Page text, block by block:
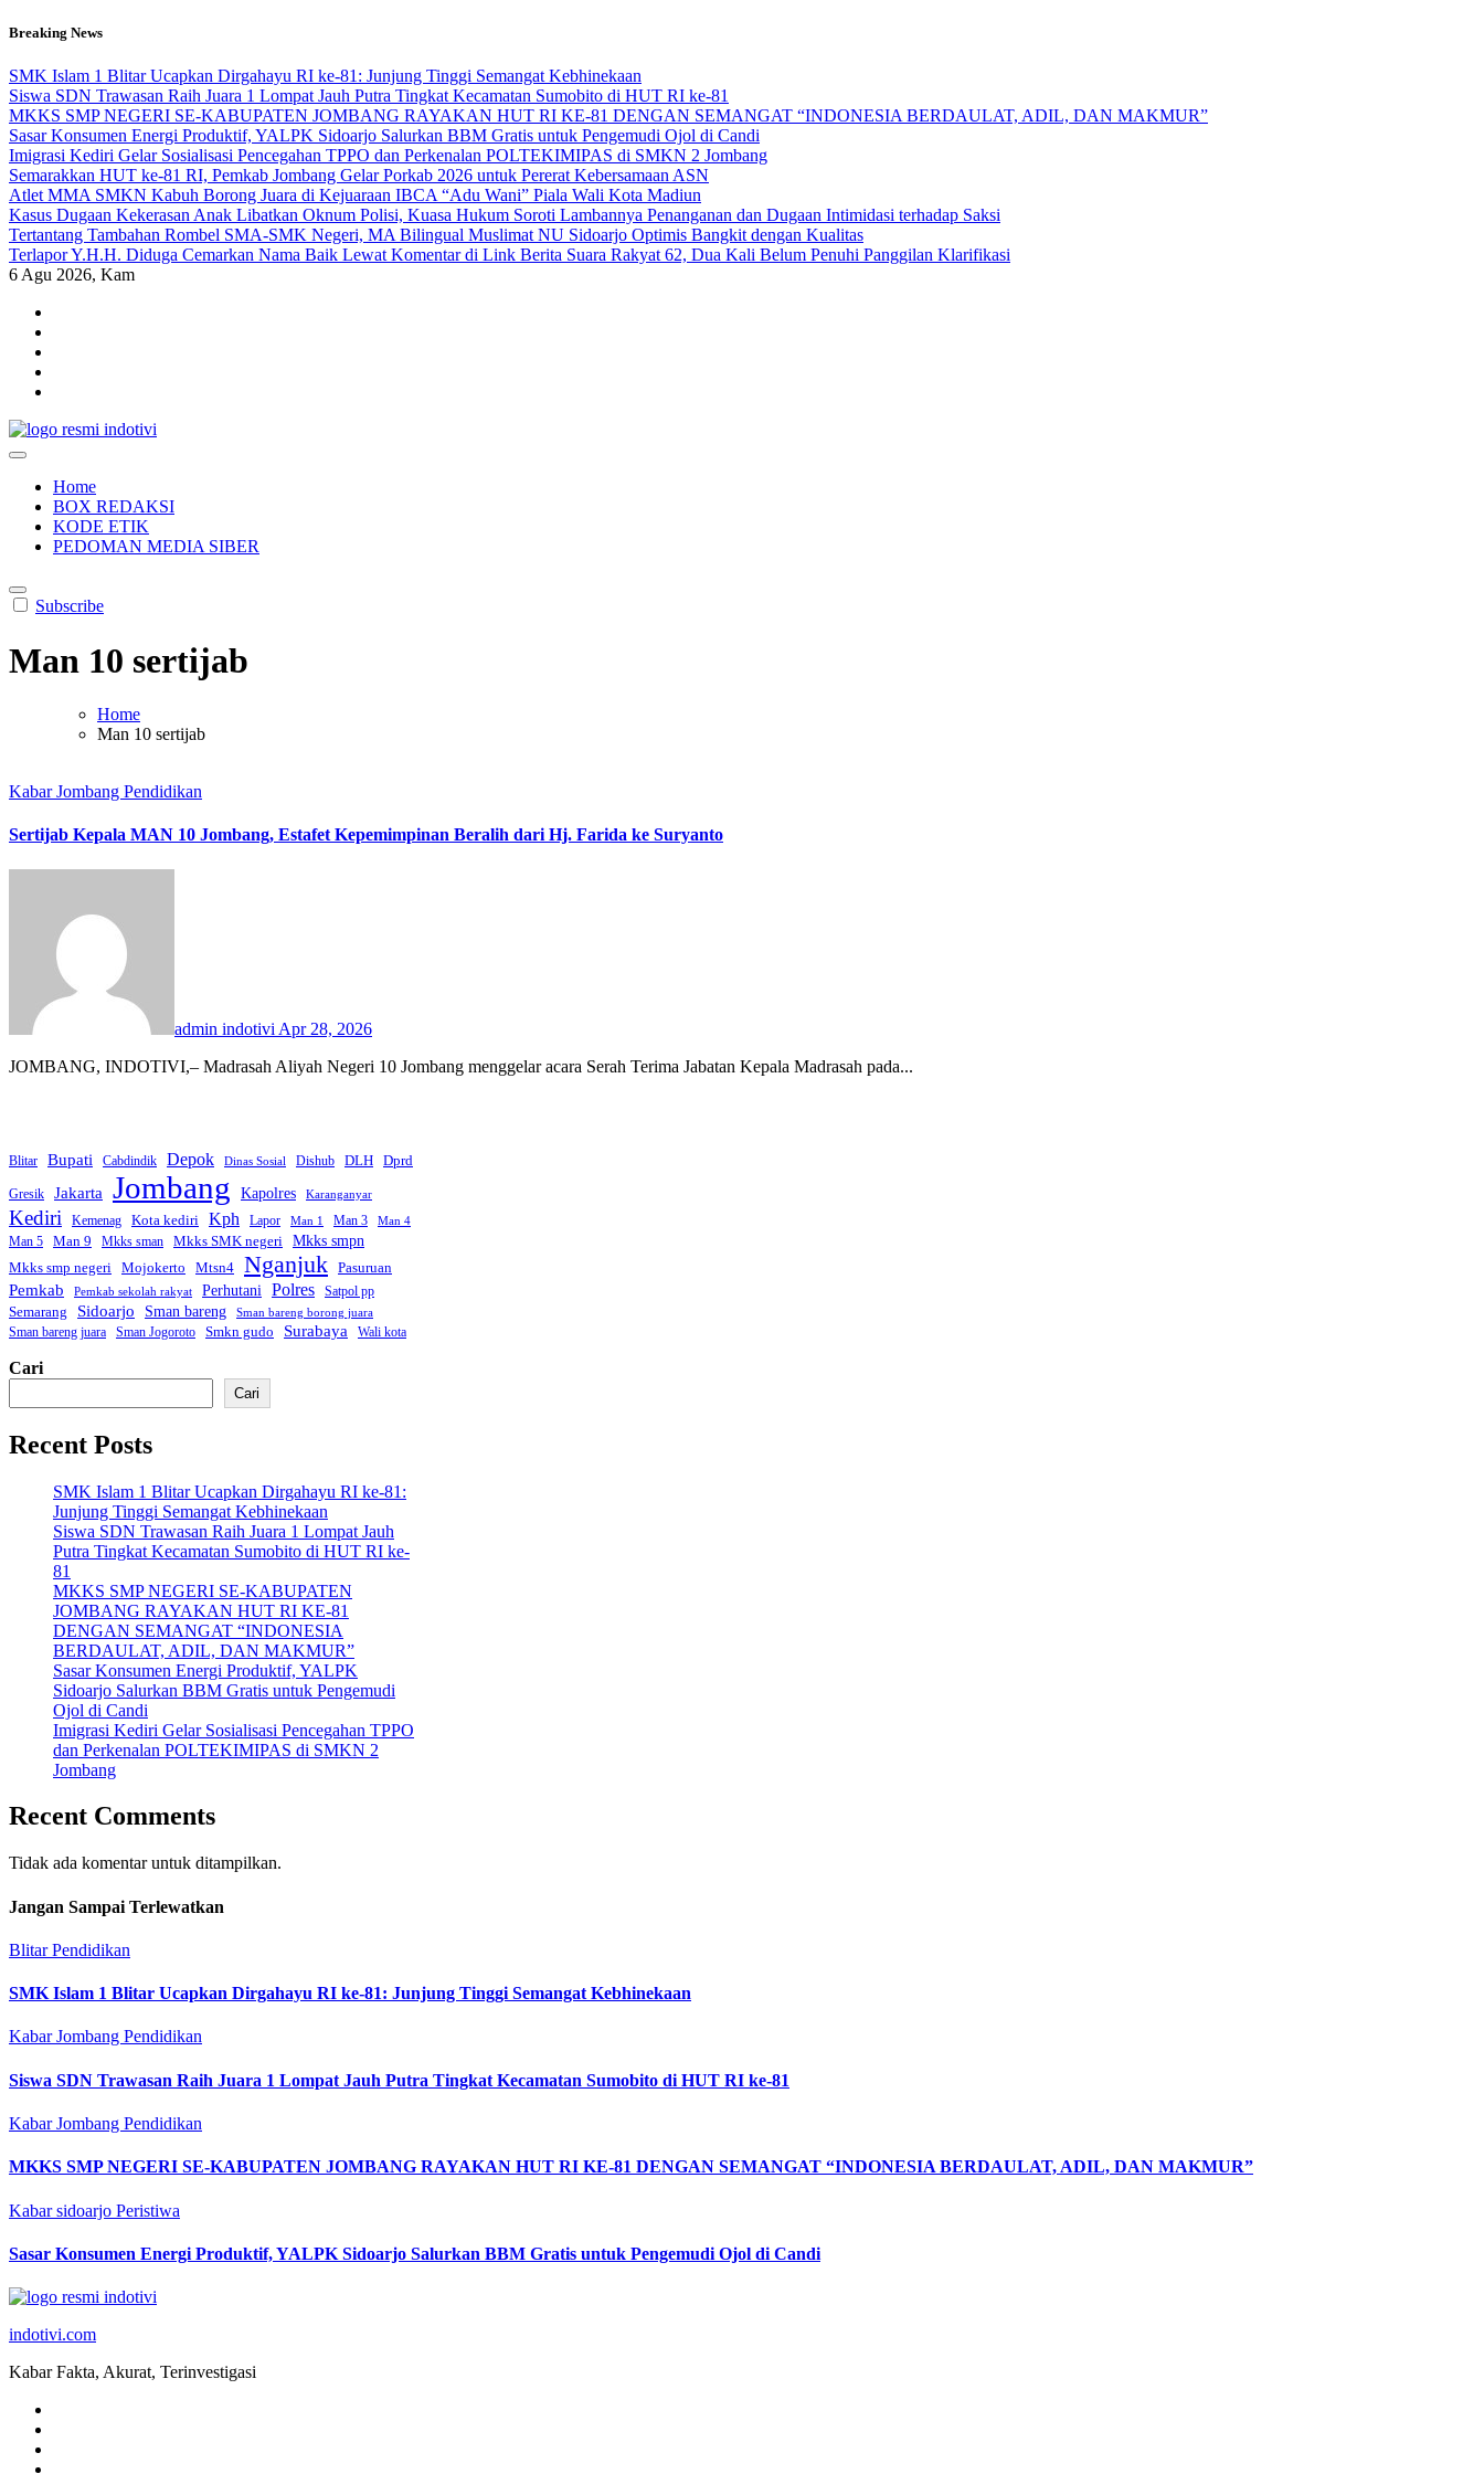
Skip
content
Breaking News
SMK Islam 1 Blitar Ucapkan Dirgahayu RI ke-81: Junjung Tinggi Semangat Kebhinekaan
Siswa SDN Trawasan Raih Juara 1 Lompat Jauh Putra Tingkat Kecamatan Sumobito di HUT RI ke-81
MKKS SMP NEGERI SE-KABUPATEN JOMBANG RAYAKAN HUT RI KE-81 DENGAN SEMANGAT “INDONESIA BERDAULAT, ADIL, DAN MAKMUR”
Sasar Konsumen Energi Produktif, YALPK Sidoarjo Salurkan BBM Gratis untuk Pengemudi Ojol di Candi
Imigrasi Kediri Gelar Sosialisasi Pencegahan TPPO dan Perkenalan POLTEKIMIPAS di SMKN 2 Jombang
Semarakkan HUT ke-81 RI, Pemkab Jombang Gelar Porkab 2026 untuk Pererat Kebersamaan ASN
Atlet MMA SMKN Kabuh Borong Juara di Kejuaraan IBCA “Adu Wani” Piala Wali Kota Madiun
Kasus Dugaan Kekerasan Anak Libatkan Oknum Polisi, Kuasa Hukum Soroti Lambannya Penanganan dan Dugaan Intimidasi terhadap Saksi
Tertantang Tambahan Rombel SMA-SMK Negeri, MA Bilingual Muslimat NU Sidoarjo Optimis Bangkit dengan Kualitas
Terlapor Y.H.H. Diduga Cemarkan Nama Baik Lewat Komentar di Link Berita Suara Rakyat 62, Dua Kali Belum Penuhi Panggilan Klarifikasi
6 Agu 2026, Kam
Home
BOX REDAKSI
KODE ETIK
PEDOMAN MEDIA SIBER
Subscribe
Man 10 sertijab
Home
Man 10 sertijab
Kabar Jombang Pendidikan
Sertijab Kepala MAN 10 Jombang, Estafet Kepemimpinan Beralih dari Hj. Farida ke Suryanto
admin indotivi Apr 28, 2026
JOMBANG, INDOTIVI,– Madrasah Aliyah Negeri 10 Jombang menggelar acara Serah Terima Jabatan Kepala Madrasah pada...
Blitar Bupati Cabdindik Depok Dinas Sosial Dishub DLH Dprd
Gresik Jakarta Jombang Kapolres Karanganyar
Kediri Kemenag Kota kediri Kph Lapor Man 1 Man 3 Man 4
Man 5 Man 9 Mkks sman Mkks SMK negeri
Mkks smpn
Mkks smp negeri
Mojokerto Mtsn4 Nganjuk Pasuruan
Pemkab Pemkab sekolah rakyat Perhutani Polres Satpol pp
Semarang Sidoarjo Sman bareng Sman bareng borong juara
Sman bareng juara Sman Jogoroto Smkn gudo Surabaya Wali kota
Cari
Cari
Recent Posts
SMK Islam 1 Blitar Ucapkan Dirgahayu RI ke-81:
Junjung Tinggi Semangat Kebhinekaan
Siswa SDN Trawasan Raih Juara 1 Lompat Jauh
Putra Tingkat Kecamatan Sumobito di HUT RI ke-
81
MKKS SMP NEGERI SE-KABUPATEN
JOMBANG RAYAKAN HUT RI KE-81
DENGAN SEMANGAT “INDONESIA
BERDAULAT, ADIL, DAN MAKMUR”
Sasar Konsumen Energi Produktif, YALPK
Sidoarjo Salurkan BBM Gratis untuk Pengemudi
Ojol di Candi
Imigrasi Kediri Gelar Sosialisasi Pencegahan TPPO
dan Perkenalan POLTEKIMIPAS di SMKN 2
Jombang
Recent Comments
Tidak ada komentar untuk ditampilkan.
Jangan Sampai Terlewatkan
BlitarPendidikan
SMK Islam 1 Blitar Ucapkan Dirgahayu RI ke-81: Junjung Tinggi Semangat Kebhinekaan
Kabar Jombang Pendidikan
Siswa SDN Trawasan Raih Juara 1 Lompat Jauh Putra Tingkat Kecamatan Sumobito di HUT RI ke-81
Kabar Jombang Pendidikan
MKKS SMP NEGERI SE-KABUPATEN JOMBANG RAYAKAN HUT RI KE-81 DENGAN SEMANGAT “INDONESIA BERDAULAT, ADIL, DAN MAKMUR”
Kabar sidoarjo Peristiwa
Sasar Konsumen Energi Produktif, YALPK Sidoarjo Salurkan BBM Gratis untuk Pengemudi Ojol di Candi
indotivi.com
Kabar Fakta, Akurat, Terinvestigasi